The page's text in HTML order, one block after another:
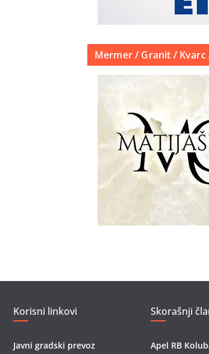
Mermer / Granit /
Korisni linkovi
Javni gradski prevoz
Skorašnji
Apel RB